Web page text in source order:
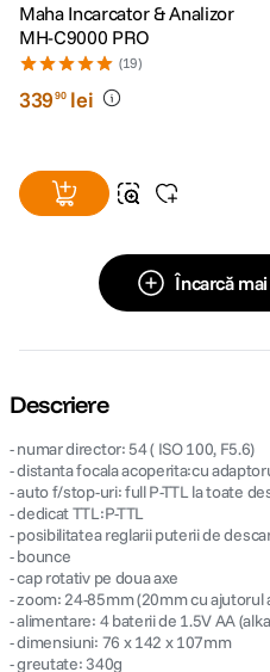
Maha Incarcator & Analizor
MH-C9000 PRO
(19)
33990 lei
Încarcă
Descriere
- numar director: 54 ( ISO 100, F5.6)
- distanta focala acoperita:cu
- auto f/stop-uri: full P-TTL la toate
- dedicat TTL:P-TTL
- posibilitatea reglarii puterii de
- bounce
- cap rotativ pe doua axe
- zoom: 24-85mm (20mm cu ajutorul
- alimentare: 4 baterii de 1.5V AA
- dimensiuni: 76 x 142 x 107mm
- greutate: 340g